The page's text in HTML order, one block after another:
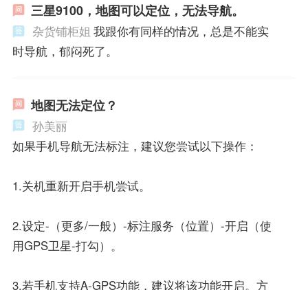
三星9100，地图可以定位，无法导航。
杂货铺柜姐 我跟你有同样的情况，总是不能实
时导航，郁闷死了。
地图无法定位？
孙美丽
如果手机导航无法标注，建议您尝试以下操作：
1.关机重新开启手机尝试。
2.设定-（更多/一般）-标注服务（位置）-开启（使
用GPS卫星-打勾）。
3.若手机支持A-GPS功能，建议将该功能开启。方